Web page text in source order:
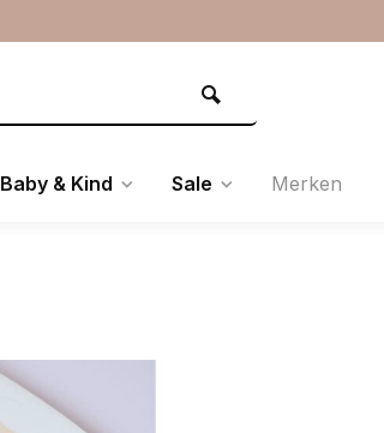
Baby & Kind Sale Merken